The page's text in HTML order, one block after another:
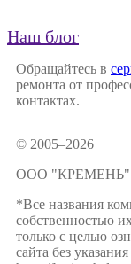
Наш блог
Обращайтесь в
ремонта от
контактах.
© 2005–2026
ООО "КРЕМЕНЬ"
*Все названия
собственностью
только с целью
сайта без